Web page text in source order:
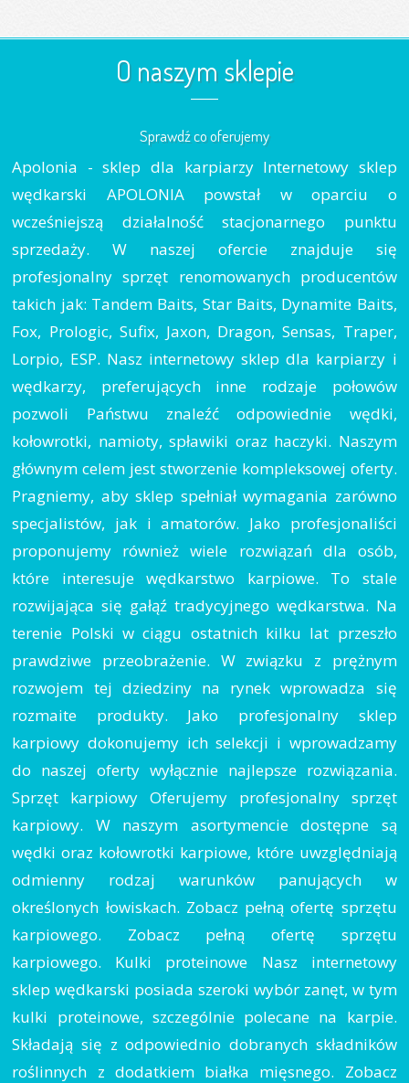
O naszym sklepie
Sprawdź co oferujemy
Apolonia - sklep dla karpiarzy Internetowy sklep
wędkarski APOLONIA powstał w oparciu o
wcześniejszą działalność stacjonarnego punktu
sprzedaży. W naszej ofercie znajduje się
profesjonalny sprzęt renomowanych producentów
takich jak: Tandem Baits, Star Baits, Dynamite Baits,
Fox, Prologic, Sufix, Jaxon, Dragon, Sensas, Traper,
Lorpio, ESP. Nasz internetowy sklep dla karpiarzy i
wędkarzy, preferujących inne rodzaje połowów
pozwoli Państwu znaleźć odpowiednie wędki,
kołowrotki, namioty, spławiki oraz haczyki. Naszym
głównym celem jest stworzenie kompleksowej oferty.
Pragniemy, aby sklep spełniał wymagania zarówno
specjalistów, jak i amatorów. Jako profesjonaliści
proponujemy również wiele rozwiązań dla osób,
które interesuje wędkarstwo karpiowe. To stale
rozwijająca się gałąź tradycyjnego wędkarstwa. Na
terenie Polski w ciągu ostatnich kilku lat przeszło
prawdziwe przeobrażenie. W związku z prężnym
rozwojem tej dziedziny na rynek wprowadza się
rozmaite produkty. Jako profesjonalny sklep
karpiowy dokonujemy ich selekcji i wprowadzamy
do naszej oferty wyłącznie najlepsze rozwiązania.
Sprzęt karpiowy Oferujemy profesjonalny sprzęt
karpiowy. W naszym asortymencie dostępne są
wędki oraz kołowrotki karpiowe, które uwzględniają
odmienny rodzaj warunków panujących w
określonych łowiskach. Zobacz pełną ofertę sprzętu
karpiowego. Zobacz pełną ofertę sprzętu
karpiowego. Kulki proteinowe Nasz internetowy
sklep wędkarski posiada szeroki wybór zanęt, w tym
kulki proteinowe, szczególnie polecane na karpie.
Składają się z odpowiednio dobranych składników
roślinnych z dodatkiem białka mięsnego. Zobacz